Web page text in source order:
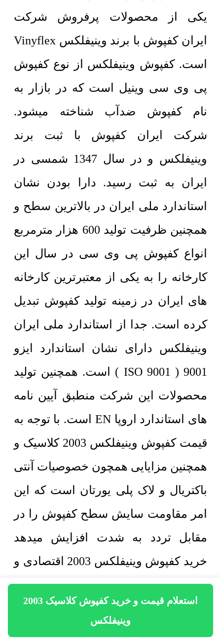
استعلام قیمت و خرید کفپوش کلاسیک 2003
وینیفلکس
یکی از محصولات پرفروش شرکت
ایران کفپوش با برند وینیفلکس Vinyflex
است. کفپوش وینیفلکس از نوع کفپوش
پی وی سی وینیل است که در بازار به
نام کفپوش ضدآب شناخته میشود.
شرکت ایران کفپوش با ثبت برند
وینیفلکس و در سال 1347 شمسی در
ایران به ثبت رسید. دارا بودن نشان
استاندارد ملی ایران در بالاترین سطح و
همچنین ظرفیت تولید 600 هزار مترمربع
انواع کفپوش پی وی سی در سال این
کارخانه را به یکی از معتبرترین کارخانه
های ایران در زمینه تولید کفپوش تبدیل
کرده است. جدا از استاندارد ملی ایران
وینیفلکس دارای نشان استاندارد ایزو
9001 ( ISO 9001 ) است. همچنین تولید
محصولات این شرکت منطبق آیین نامه
های استاندارد اروپا EN است. با توجه به
قیمت کفپوش وینیفلکس 2003 کلاسیک و
همچنین مزایایی همچون خصوصیات آنتی
باکتریال و لاک پلی یورتان است که این
امر مقاومت سایش سطح کفپوش را در
مقابل تردد به شدت افزایش میدهد
خرید کفپوش وینیفلکس 2003 اقتصادی و
به صرفه است. همچنین انعطاف پذیری
کفپوش در مقایسه با دیگر انواع کفپوش